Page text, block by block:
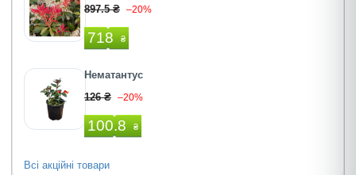
897.5 ₴ –20%
718 ₴
Нематантус
126 ₴ –20%
100.8 ₴
Всі акційні товари